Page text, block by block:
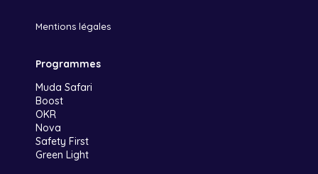
Mentions légales
Programmes
Muda Safari
Boost
OKR
Nova
Safety First
Green Light